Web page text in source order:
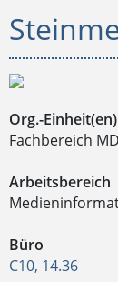
Org.-Einheit(en)
Fachbereich
Arbeitsbereich
Büro
C10, 14.36